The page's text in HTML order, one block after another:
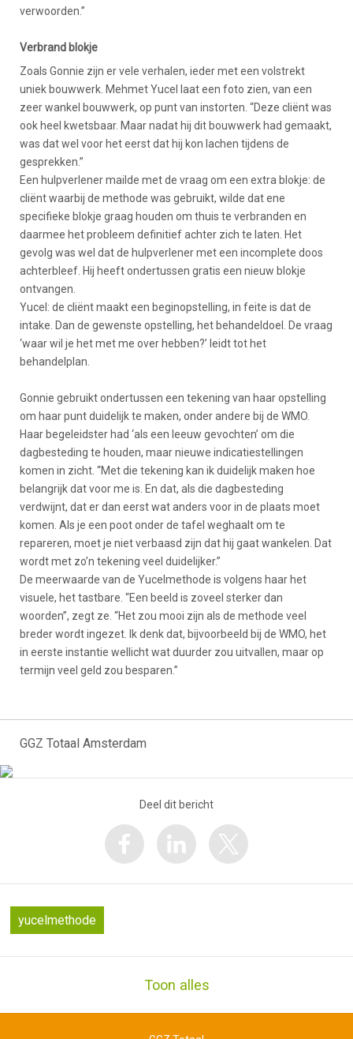
verwoorden.”
Verbrand blokje
Zoals Gonnie zijn er vele verhalen, ieder met een volstrekt
uniek bouwwerk. Mehmet Yucel laat een foto zien, van een
zeer wankel bouwwerk, op punt van instorten. “Deze cliënt was
ook heel kwetsbaar. Maar nadat hij dit bouwwerk had gemaakt,
was dat wel voor het eerst dat hij kon lachen tijdens de
gesprekken.”
Een hulpverlener mailde met de vraag om een extra blokje: de
cliënt waarbij de methode was gebruikt, wilde dat ene
specifieke blokje graag houden om thuis te verbranden en
daarmee het probleem definitief achter zich te laten. Het
gevolg was wel dat de hulpverlener met een incomplete doos
achterbleef. Hij heeft ondertussen gratis een nieuw blokje
ontvangen.
Yucel: de cliënt maakt een beginopstelling, in feite is dat de
intake. Dan de gewenste opstelling, het behandeldoel. De vraag
‘waar wil je het met me over hebben?’ leidt tot het
behandelplan.
Gonnie gebruikt ondertussen een tekening van haar opstelling
om haar punt duidelijk te maken, onder andere bij de WMO.
Haar begeleidster had ‘als een leeuw gevochten’ om die
dagbesteding te houden, maar nieuwe indicatiestellingen
komen in zicht. “Met die tekening kan ik duidelijk maken hoe
belangrijk dat voor me is. En dat, als die dagbesteding
verdwijnt, dat er dan eerst wat anders voor in de plaats moet
komen. Als je een poot onder de tafel weghaalt om te
repareren, moet je niet verbaasd zijn dat hij gaat wankelen. Dat
wordt met zo’n tekening veel duidelijker.”
De meerwaarde van de Yucelmethode is volgens haar het
visuele, het tastbare. “Een beeld is zoveel sterker dan
woorden”, zegt ze. “Het zou mooi zijn als de methode veel
breder wordt ingezet. Ik denk dat, bijvoorbeeld bij de WMO, het
in eerste instantie wellicht wat duurder zou uitvallen, maar op
termijn veel geld zou besparen.”
GGZ Totaal Amsterdam
Deel dit bericht
yucelmethode
Toon alles